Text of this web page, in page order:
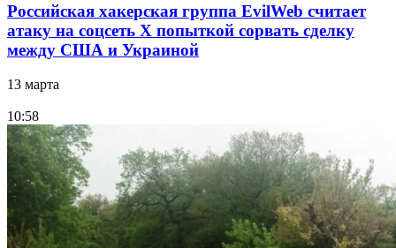
Российская хакерская группа EvilWeb считает
атаку на соцсеть Х попыткой сорвать сделку
между США и Украиной
13 марта
10:58